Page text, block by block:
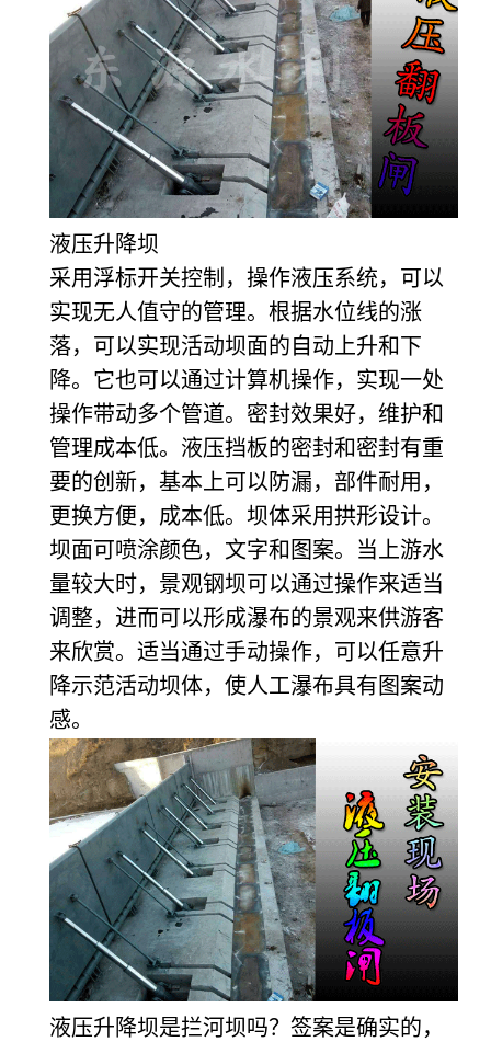
液压升降坝
采用浮标开关控制，操作液压系统，可以
实现无人值守的管理。根据水位线的涨
落，可以实现活动坝面的自动上升和下
降。它也可以通过计算机操作，实现一处
操作带动多个管道。密封效果好，维护和
管理成本低。液压挡板的密封和密封有重
要的创新，基本上可以防漏，部件耐用，
更换方便，成本低。坝体采用拱形设计。
坝面可喷涂颜色，文字和图案。当上游水
量较大时，景观钢坝可以通过操作来适当
调整，进而可以形成瀑布的景观来供游客
来欣赏。适当通过手动操作，可以任意升
降示范活动坝体，使人工瀑布具有图案动
感。
液压升降坝是拦河坝吗？签案是确实的，